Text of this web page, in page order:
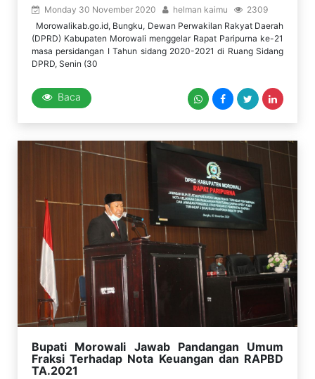
Monday 30 November 2020 helman kaimu
2309
Morowalikab.go.id, Bungku, Dewan Perwakilan Rakyat Daerah
(DPRD) Kabupaten Morowali menggelar Rapat Paripurna ke-21
masa persidangan I Tahun sidang 2020-2021 di Ruang Sidang
DPRD, Senin (30
Baca
Bupati Morowali Jawab Pandangan Umum
Fraksi Terhadap Nota Keuangan dan RAPBD
TA.2021